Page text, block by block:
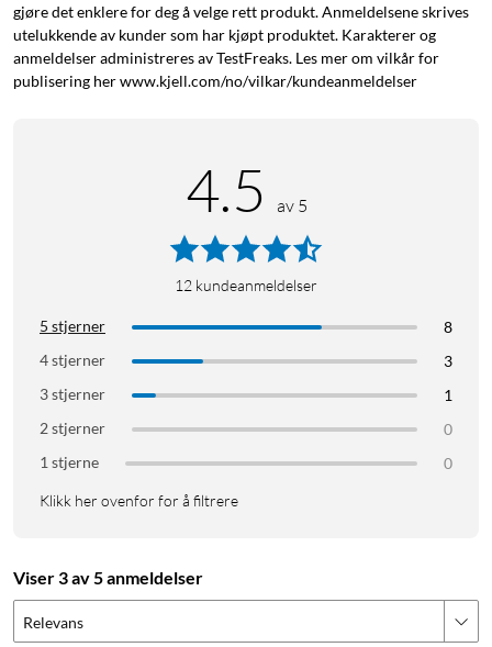
gjøre det enklere for deg å velge rett produkt. Anmeldelsene skrives
utelukkende av kunder som har kjøpt produktet. Karakterer og
anmeldelser administreres av TestFreaks. Les mer om vilkår for
publisering her www.kjell.com/no/vilkar/kundeanmeldelser
4.5 av 5
12 kundeanmeldelser
5 stjerner
8
4 stjerner
3
3 stjerner
1
2 stjerner
0
1 stjerne
0
Klikk her ovenfor for å filtrere
Viser 3 av 5 anmeldelser
Relevans